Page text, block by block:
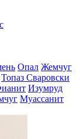
Опал Жемчуг
Топаз Сваровски
Изумруд
Муассанит